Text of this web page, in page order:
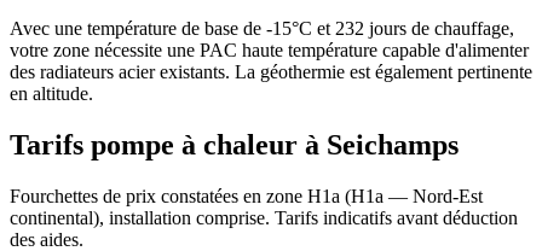
Avec une température de base de -15°C et 232 jours de chauffage,
votre zone nécessite une PAC haute température capable d'alimenter
des radiateurs acier existants. La géothermie est également pertinente
en altitude.
Tarifs pompe à chaleur à Seichamps
Fourchettes de prix constatées en zone H1a (H1a — Nord-Est
continental), installation comprise. Tarifs indicatifs avant déduction
des aides.